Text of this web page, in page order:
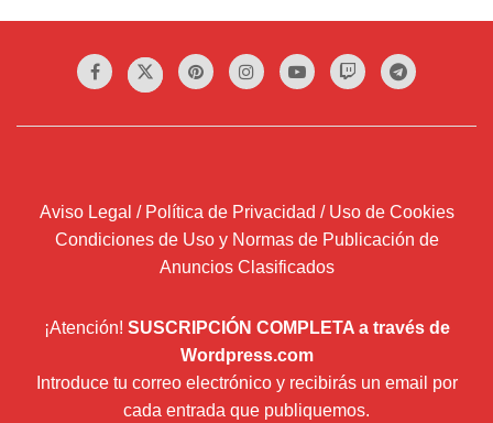
Aviso Legal / Política de Privacidad / Uso de Cookies
Condiciones de Uso y Normas de Publicación de
Anuncios Clasificados
¡Atención! SUSCRIPCIÓN COMPLETA a través de
Wordpress.com
Introduce tu correo electrónico y recibirás un email por
cada entrada que publiquemos.